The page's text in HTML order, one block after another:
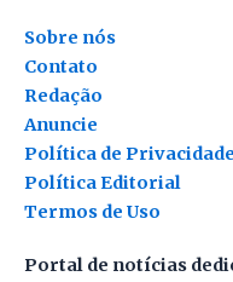
Contato
Redação
Anuncie
Política de Privacidade
Política Editorial
Termos de Uso
Sobre nós
Portal de notícias